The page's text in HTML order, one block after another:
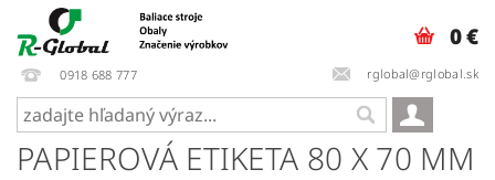
0918 688 777 rglobal@rglobal.sk
0 €
PAPIEROVÁ ETIKETA 80 X 70 MM